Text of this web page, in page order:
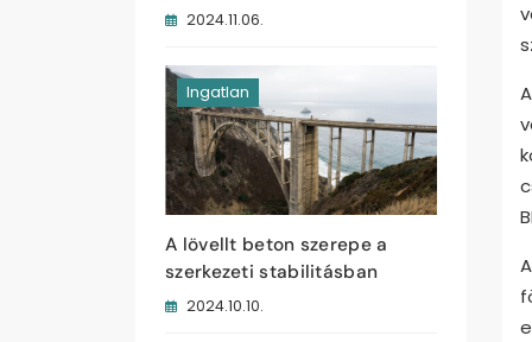
2024.11.06.
Ingatlan
A lövellt beton szerepe a
szerkezeti stabilitásban
2024.10.10.